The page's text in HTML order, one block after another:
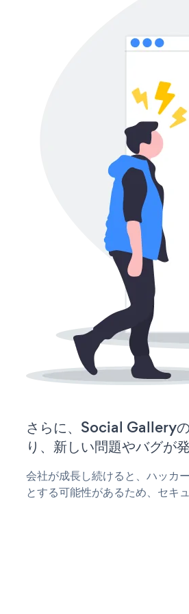
さらに、Social Gallery
り、新しい問題やバグが
会社が成長し続けると、ハッカ
とする可能性があるため、セキ